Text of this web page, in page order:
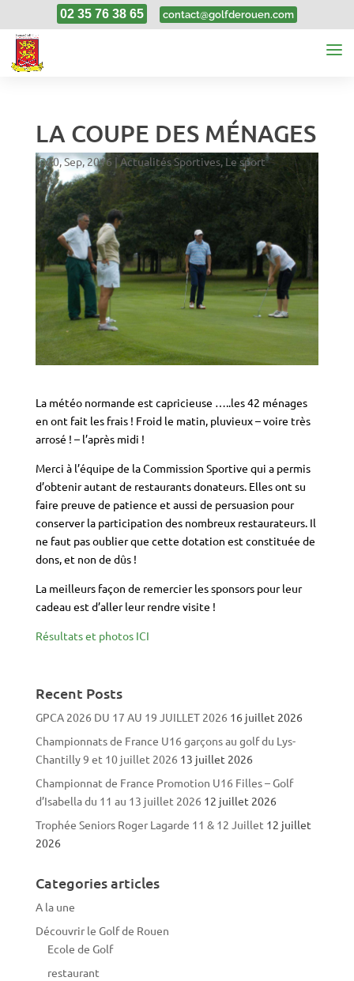
02 35 76 38 65 contact@golfderouen.com
LA COUPE DES MÉNAGES
20, Sep, 2016 |Actualités Sportives, Le sport
La météo normande est capricieuse …..les 42 ménages
en ont fait les frais ! Froid le matin, pluvieux – voire très
arrosé ! – l’après midi !
Merci à l’équipe de la Commission Sportive qui a permis
d’obtenir autant de restaurants donateurs. Elles ont su
faire preuve de patience et aussi de persuasion pour
conserver la participation des nombreux restaurateurs. Il
ne faut pas oublier que cette dotation est constituée de
dons, et non de dûs !
La meilleurs façon de remercier les sponsors pour leur
cadeau est d’aller leur rendre visite !
Résultats et photos ICI
Recent Posts
GPCA 2026 DU 17 AU 19 JUILLET 2026 16 juillet 2026
Championnats de France U16 garçons au golf du Lys-
Chantilly 9 et 10 juillet 2026 13 juillet 2026
Championnat de France Promotion U16 Filles – Golf
d’Isabella du 11 au 13 juillet 2026 12 juillet 2026
Trophée Seniors Roger Lagarde 11 & 12 Juillet 12 juillet
2026
Categories articles
A la une
Découvrir le Golf de Rouen
Ecole de Golf
restaurant